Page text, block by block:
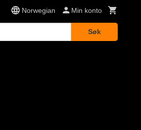
Norwegian Min konto
Søk